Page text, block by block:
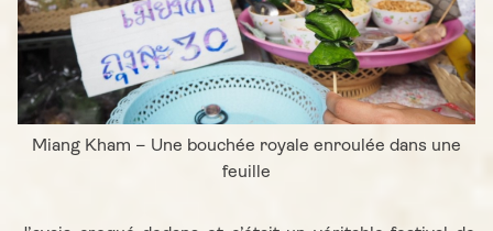
Miang Kham – Une bouchée royale enroulée dans une
feuille